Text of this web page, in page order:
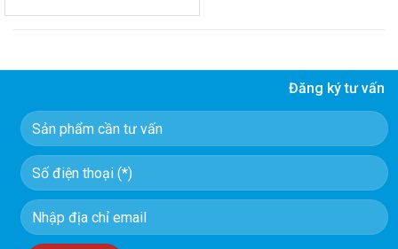
sao
4,600,000 ₫.là:
Đăng ký tư vấn